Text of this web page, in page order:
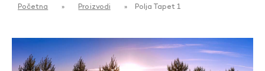
Početna » Proizvodi » Polja Tapet 1